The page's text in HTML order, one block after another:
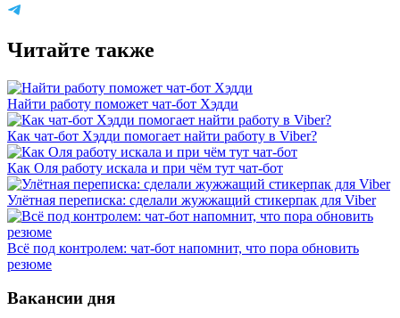
Читайте также
Найти работу поможет чат-бот Хэдди
Как чат-бот Хэдди помогает найти работу в Viber?
Как Оля работу искала и при чём тут чат-бот
Улётная переписка: сделали жужжащий стикерпак для Viber
Всё под контролем: чат-бот напомнит, что пора обновить
резюме
Вакансии дня